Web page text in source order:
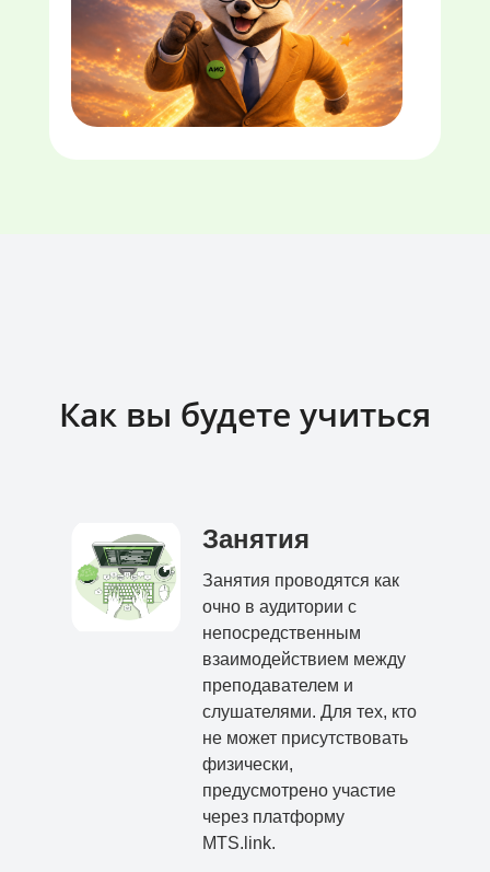
Как вы будете учиться
Занятия
Занятия проводятся как
очно в аудитории с
непосредственным
взаимодействием между
преподавателем и
слушателями. Для тех, кто
не может присутствовать
физически,
предусмотрено участие
через платформу
MTS.link.